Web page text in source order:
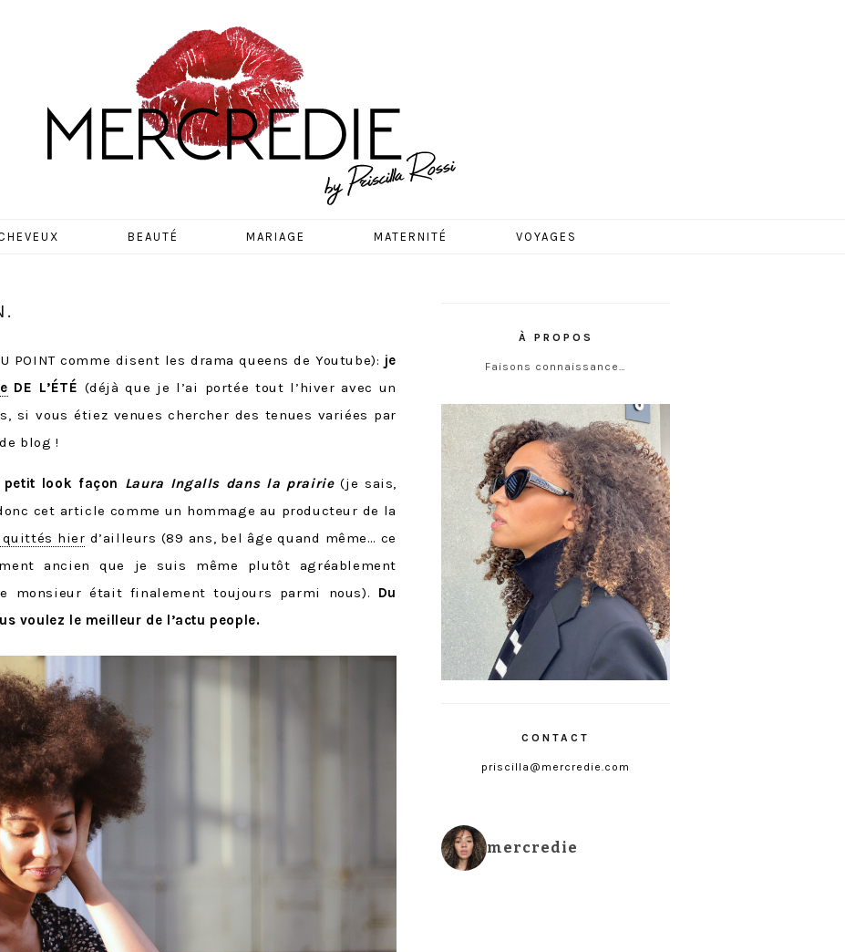
BEAUTÉ MARIAGE MATERNITÉ VOYAGES
POINT comme disent les drama queens de Youtube): je
DE L’ÉTÉ (déjà que je l’ai portée tout l’hiver avec un
si vous étiez venues chercher des tenues variées par
blog !
petit look façon Laura Ingalls dans la prairie(je sais,
cet article comme un hommage au producteur de la
quittés hier d’ailleurs (89 ans, bel âge quand même… ce
ancien que je suis même plutôt agréablement
monsieur était finalement toujours parmi nous). Du
voulez le meilleur de l’actu people.
À PROPOS
Faisons connaissance…
CONTACT
priscilla@mercredie.com
mercredie